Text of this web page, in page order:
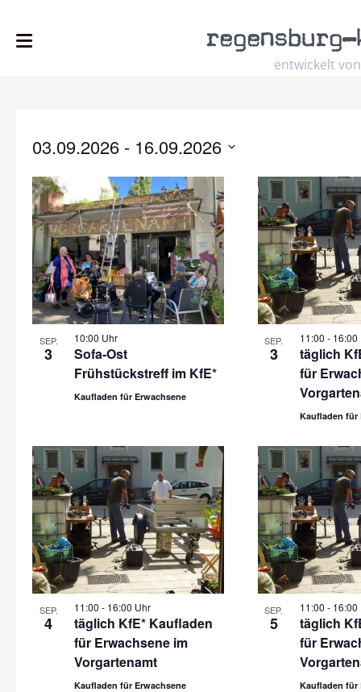
entwickelt von
regensburg–
03.09.2026 - 16.09.2026
date.
SEP.
3
10:00 Uhr
Sofa-Ost
Frühstückstreff im KfE*
Kaufladen für Erwachsene
SEP.
3
11:00 - 16:00
täglich
für
Kaufladen für
SEP.
4
11:00 - 16:00 Uhr
täglich KfE* Kaufladen
für Erwachsene im
Vorgartenamt
Kaufladen für Erwachsene
SEP.
5
11:00 - 16:00
täglich
für
Kaufladen für